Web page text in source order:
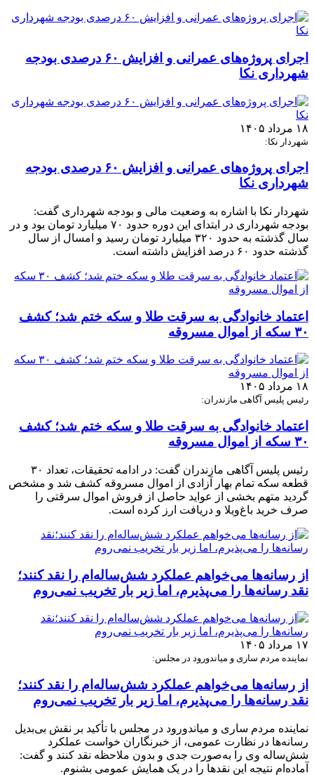
اجرای پروژه‌های عمرانی و افزایش ۶۰ درصدی بودجه
شهرداری نکا
۱۸ مرداد ۱۴۰۵
شهردار نکا:
اجرای پروژه‌های عمرانی و افزایش ۶۰ درصدی بودجه
شهرداری نکا
شهردار نکا با اشاره به وضعیت مالی و بودجه شهرداری گفت:
بودجه شهرداری در ابتدای این دوره حدود ۷۰ میلیارد تومان بود و در
سال گذشته به حدود ۳۲۰ میلیارد تومان رسید و امسال از سال
گذشته حدود ۶۰ درصد افزایش داشته است.
اعتماد خانوادگی به سرقت طلا و سکه ختم شد؛ کشف
۳۰ سکه از اموال مسروقه
۱۸ مرداد ۱۴۰۵
رئیس پلیس آگاهی مازندران:
اعتماد خانوادگی به سرقت طلا و سکه ختم شد؛ کشف
۳۰ سکه از اموال مسروقه
رئیس پلیس آگاهی مازندران گفت: در ادامه تحقیقات، تعداد ۳۰
قطعه سکه تمام بهار آزادی از اموال مسروقه کشف شد و مشخص
گردید متهم بخشی از عواید حاصل از فروش اموال سرقتی را
صرف خرید باغ‌ویلا و دریافت ارز کرده است.
از رسانه‌ها می‌خواهم عملکرد شش‌ساله‌ام را نقد کنند؛
نقد رسانه‌ها را می‌پذیرم، اما زیر بار تخریب نمی‌روم
۱۷ مرداد ۱۴۰۵
نماینده مردم ساری و میاندورود در مجلس:
از رسانه‌ها می‌خواهم عملکرد شش‌ساله‌ام را نقد کنند؛
نقد رسانه‌ها را می‌پذیرم، اما زیر بار تخریب نمی‌روم
نماینده مردم ساری و میاندورود در مجلس با تأکید بر نقش بی‌بدیل
رسانه‌ها در نظارت عمومی، از خبرنگاران خواست عملکرد
شش‌ساله وی را به‌صورت جدی و بدون ملاحظه نقد کنند و گفت:
آماده‌ام نتیجه این نقدها را در یک همایش عمومی بشنوم.